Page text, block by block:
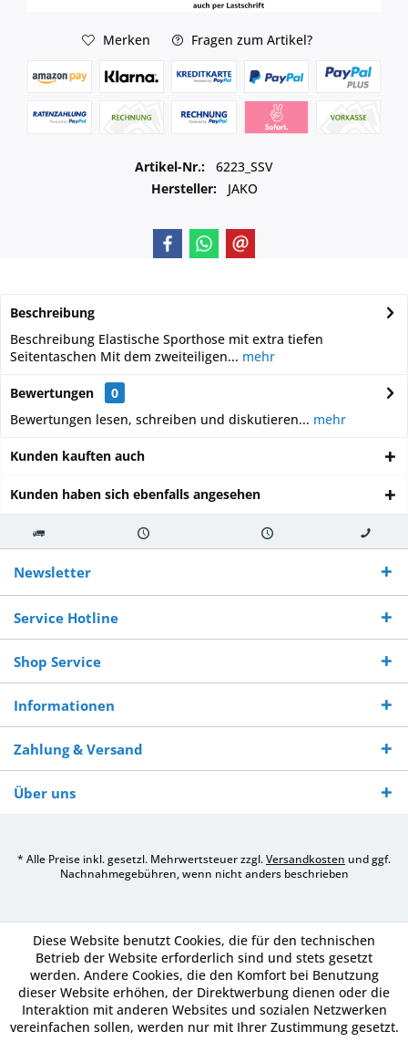
Merken Fragen zum Artikel?
Artikel-Nr.:
6223_SSV
Hersteller:
JAKO
Beschreibung
Beschreibung Elastische Sporthose mit extra tiefen
Seitentaschen Mit dem zweiteiligen... mehr
Bewertungen
0
Bewertungen lesen, schreiben und diskutieren... mehr
Kunden kauften auch
Kunden haben sich ebenfalls angesehen
Kostenloser
Versand ab €
250,-
Versand innerhalb von Versand von So erreichen
Sie uns 0160
970 511 90
Newsletter
Service Hotline
Shop Service
Informationen
Zahlung & Versand
Über uns
* Alle Preise inkl. gesetzl. Mehrwertsteuer zzgl.Versandkosten und ggf.
Nachnahmegebühren, wenn nicht anders beschrieben
Diese Website benutzt Cookies, die für den technischen
Betrieb der Website erforderlich sind und stets gesetzt
werden. Andere Cookies, die den Komfort bei Benutzung
dieser Website erhöhen, der Direktwerbung dienen oder die
Interaktion mit anderen Websites und sozialen Netzwerken
vereinfachen sollen, werden nur mit Ihrer Zustimmung gesetzt.